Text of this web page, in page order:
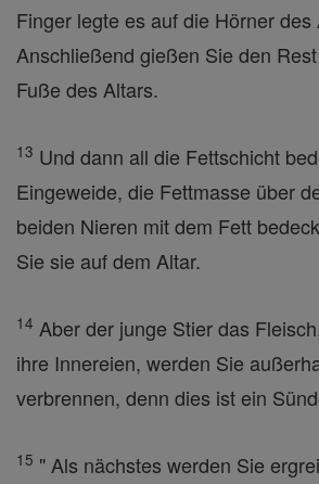
Finger legte es auf die Hörner des
Anschließend gießen Sie den
Fuße des Altars.
13 Und dann all die Fettschicht
Eingeweide, die Fettmasse über
beiden Nieren mit dem Fett
Sie sie auf dem Altar.
14 Aber der junge Stier das
ihre Innereien, werden Sie
verbrennen, denn dies ist ein
15 " Als nächstes werden Sie